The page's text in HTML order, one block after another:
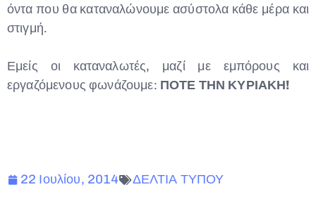
όντα που θα καταναλώνουμε ασύστολα κάθε μέρα και
στιγμή.
Εμείς οι καταναλωτές, μαζί με εμπόρους και
εργαζόμενους φωνάζουμε: ΠΟΤΕ ΤΗΝ ΚΥΡΙΑΚΗ!
22 Ιουλίου, 2014 ΔΕΛΤΙΑ ΤΥΠΟΥ